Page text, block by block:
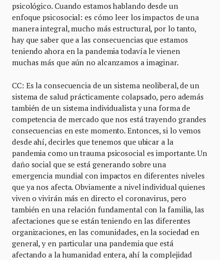
psicológico. Cuando estamos hablando desde un
enfoque psicosocial: es cómo leer los impactos de una
manera integral, mucho más estructural, por lo tanto,
hay que saber que a las consecuencias que estamos
teniendo ahora en la pandemia todavía le vienen
muchas más que aún no alcanzamos a imaginar.
CC: Es la consecuencia de un sistema neoliberal, de un
sistema de salud prácticamente colapsado, pero además
también de un sistema individualista y una forma de
competencia de mercado que nos está trayendo grandes
consecuencias en este momento. Entonces, si lo vemos
desde ahí, decirles que tenemos que ubicar a la
pandemia como un trauma psicosocial es importante. Un
daño social que se está generando sobre una
emergencia mundial con impactos en diferentes niveles
que ya nos afecta. Obviamente a nivel individual quienes
viven o vivirán más en directo el coronavirus, pero
también en una relación fundamental con la familia, las
afectaciones que se están teniendo en las diferentes
organizaciones, en las comunidades, en la sociedad en
general, y en particular una pandemia que está
afectando a la humanidad entera, ahí la complejidad